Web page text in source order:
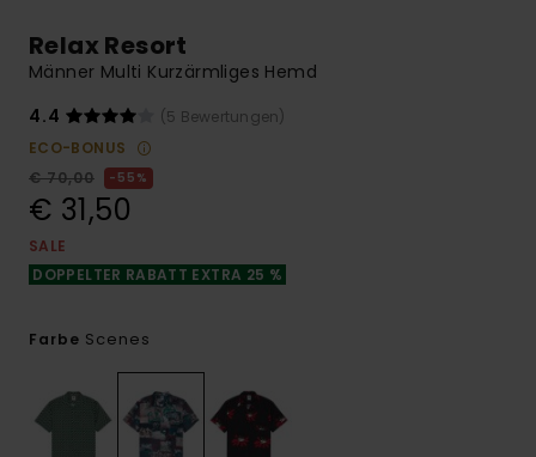
Relax Resort
Männer Multi Kurzärmliges Hemd
4.4
(5 Bewertungen)
ECO-BONUS
€ 70,00
55%
€ 31,50
SALE
DOPPELTER RABATT EXTRA 25 %
Farbe Scenes